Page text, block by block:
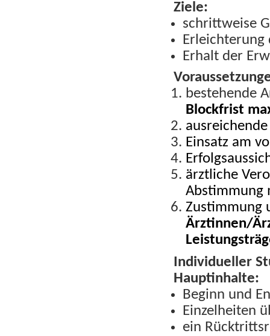
Ziele:
schrittweise
Erleichterung
Erhalt der
bestehende
Blockfrist
Einsatz am
ärztliche
Abstimmung
Zustimmung
Ärztinnen/
Individueller
Hauptinhalte:
Beginn und
Einzelheiten
ein